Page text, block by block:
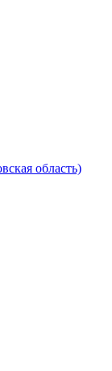
область)